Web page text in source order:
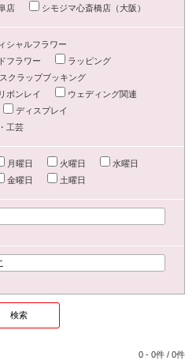
店
シモジマ心斎橋店（大阪）
シャルフラワー
フラワー
ラッピング
スクラップブッキング
ボンレイ
ウェディング関連
ディスプレイ
工芸
月曜日 火曜日
水曜日
金曜日 土曜日
0 -0件 /0件